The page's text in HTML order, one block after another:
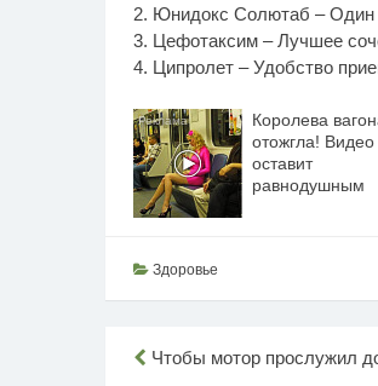
2. Юнидокс Солютаб – Один
3. Цефотаксим – Лучшее
4. Ципролет – Удобство
Королева
отожгла! Видео
оставит
равнодушным
Здоровье
Навигация
Чтобы мотор прослужил